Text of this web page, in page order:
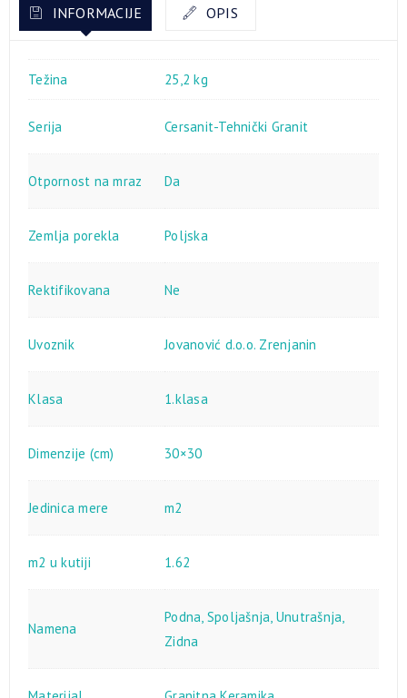
INFORMACIJE OPIS
Težina 25,2 kg
Serija Cersanit-Tehnički Granit
Otpornost na mraz Da
Zemlja porekla Poljska
Rektifikovana Ne
Uvoznik Jovanović d.o.o. Zrenjanin
Klasa 1.klasa
Dimenzije (cm) 30×30
Jedinica mere m2
m2 u kutiji 1.62
Namena
Podna, Spoljašnja, Unutrašnja,
Zidna